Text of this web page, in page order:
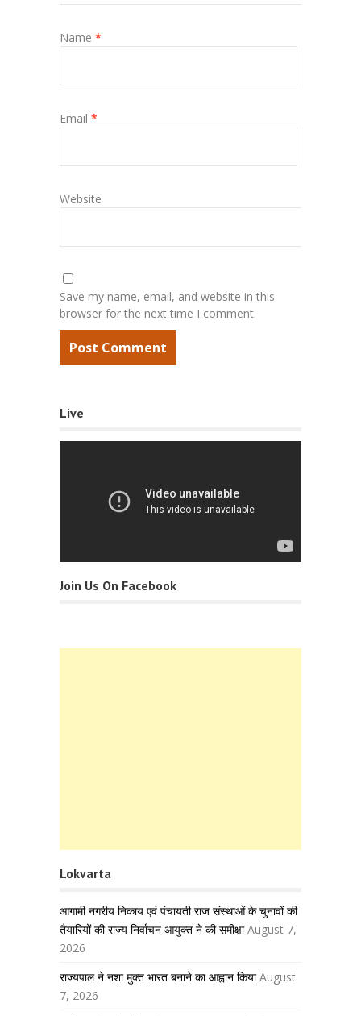
Name *
Email *
Website
Save my name, email, and website in this
browser for the next time I comment.
Live
Join Us On Facebook
Lokvarta
आगामी नगरीय निकाय एवं पंचायती राज संस्थाओं के चुनावों की
तैयारियों की राज्य निर्वाचन आयुक्त ने की समीक्षा August 7,
2026
राज्यपाल ने नशा मुक्त भारत बनाने का आह्वान किया August
7, 2026